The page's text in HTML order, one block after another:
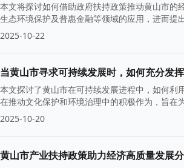
本文将探讨如何借助政府扶持政策推动黄山市
生态环境保护及普惠金融等领域的应用，进而
2025-10-22
当黄山市寻求可持续发展时，如何充分发
本文探讨了黄山市在可持续发展进程中，如何
在推动文化保护和环境治理中的积极作为，旨在
2025-10-20
黄山市产业扶持政策助力经济高质量发展